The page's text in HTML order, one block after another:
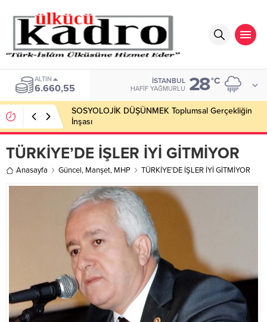
ALTIN
6.660,55
İSTANBUL
HAFIF YAĞMURLU 28°C
SOSYOLOJİK DÜŞÜNMEK Toplumsal Gerçekliğin
İnşası
TÜRKİYE’DE İŞLER İYİ GİTMİYOR
Anasayfa Güncel, Manşet, MHP TÜRKİYE’DE İŞLER İYİ GİTMİYOR